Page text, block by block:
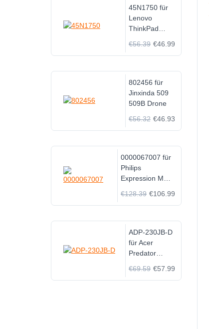
45N1750 für
Lenovo
ThinkPad
€56.39 €46.99
802456 für
Jinxinda 509
509B Drone
€56.32 €46.93
0000067007 für
Philips
Expression MR
€128.39 €106.99
ADP-230JB-D
für Acer
Predator
€69.59 €57.99